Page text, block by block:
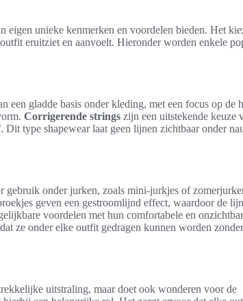
eigen unieke kenmerken en voordelen bieden. Het
eruitziet en aanvoelt. Hieronder worden enkele
een gladde basis onder kleding, met een focus op de
Corrigerende strings zijn een uitstekende keuze
type shapewear laat geen lijnen zichtbaar onder
gebruik onder jurken, zoals mini-jurkjes of
geven een gestroomlijnd effect, waardoor de
voordelen met hun comfortabele en
ze onder elke outfit gedragen kunnen worden
uitstraling, maar doet ook wonderen voor de